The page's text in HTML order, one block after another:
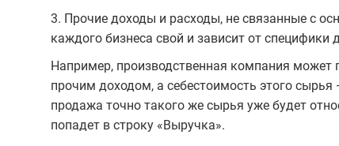
3. Прочие доходы и расходы, не связанные с
каждого бизнеса свой и зависит от специфики
Например, производственная компания
прочим доходом, а себестоимость этого
продажа точно такого же сырья уже будет
попадет в строку «Выручка».